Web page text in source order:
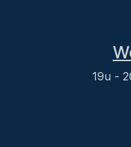
19u -